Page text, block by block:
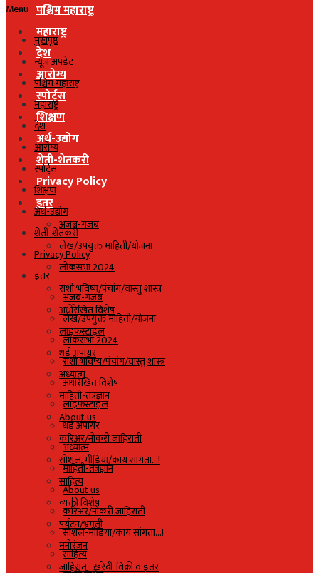
पश्चिम महाराष्ट्र
महाराष्ट्र
देश
आरोग्य
स्पोर्ट्स
शिक्षण
अर्थ-उद्योग
शेती-शेतकरी
Privacy Policy
इतर
अजब-गजब
लेख/उपयुक्त माहिती/योजना
लोकसभा 2024
राशी भविष्य/पंचांग/वास्तु शास्त्र
अधोरेखित विशेष
लाइफस्टाइल
थर्ड अंपायर
अध्यात्म
माहिती-तंत्रज्ञान
About us
करिअर/नोकरी जाहिराती
सोशल-मीडिया/काय सांगता…!
साहित्य
व्यक्ती विशेष
पर्यटन/भ्रमंती
मनोरंजन
जाहिरात : खरेदी-विक्री व इतर
Menu
मुखपृष्ठ
न्यूज अपडेट
पश्चिम महाराष्ट्र
महाराष्ट्र
देश
आरोग्य
स्पोर्ट्स
शिक्षण
अर्थ-उद्योग
शेती-शेतकरी
Privacy Policy
इतर
अजब-गजब
लेख/उपयुक्त माहिती/योजना
लोकसभा 2024
राशी भविष्य/पंचांग/वास्तु शास्त्र
अधोरेखित विशेष
लाइफस्टाइल
थर्ड अंपायर
अध्यात्म
माहिती-तंत्रज्ञान
About us
करिअर/नोकरी जाहिराती
सोशल-मीडिया/काय सांगता…!
साहित्य